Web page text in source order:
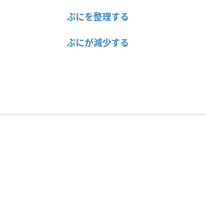
ぷにを整理する
ぷにが減少する